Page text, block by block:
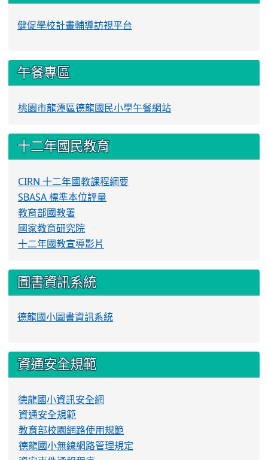
健促學校計畫輔導訪視平台
午餐專區
桃園市龍潭區德龍國民小學午餐網站
十二年國民教育
CIRN 十二年國教課程綱要
SBASA 標準本位評量
教育部國教署
國家教育研究院
十二年國教宣導影片
圖書資訊系統
德龍國小圖書資訊系統
資通安全規範
德龍國小資訊安全網
資通安全規範
教育部校園網路使用規範
德龍國小無線網路管理規定